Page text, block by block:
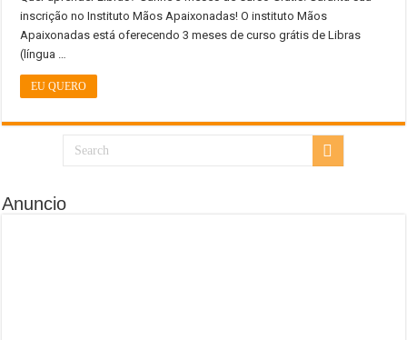
inscrição no Instituto Mãos Apaixonadas! O instituto Mãos
Apaixonadas está oferecendo 3 meses de curso grátis de Libras
(língua …
EU QUERO
Anuncio